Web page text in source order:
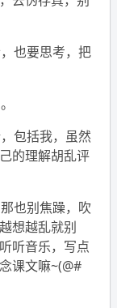
也要思考，把
包括我，虽然
的理解胡乱评
也别焦躁，吹
想越乱就别
听音乐，写点
课文嘛~(@#